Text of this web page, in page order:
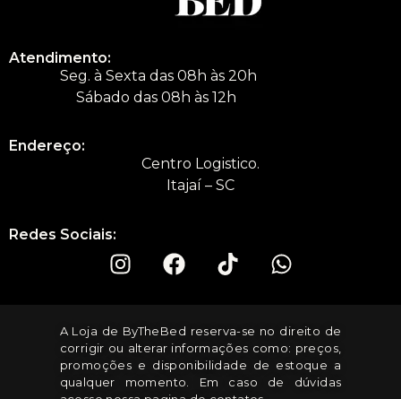
Atendimento:
Seg. à Sexta das 08h às 20h
Sábado das 08h às 12h
Endereço:
Centro Logistico.
Itajaí – SC
Redes Sociais:
A Loja de ByTheBed reserva-se no direito de
corrigir ou alterar informações como: preços,
promoções e disponibilidade de estoque a
qualquer momento. Em caso de dúvidas